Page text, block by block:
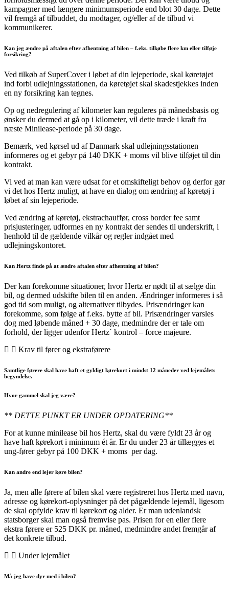
kampagner med længere minimumsperiode end blot 30 dage. Dette
vil fremgå af tilbuddet, du modtager, og/eller af de tilbud vi
kommunikerer.
Kan jeg ændre på aftalen efter afhentning af bilen – f.eks. tilkøbe flere km eller tilføje
forsikring?
Ved tilkøb af SuperCover i løbet af din lejeperiode, skal køretøjet
ind forbi udlejningsstationen, da køretøjet skal skadestjekkes inden
en ny forsikring kan tegnes.
Op og nedregulering af kilometer kan reguleres på månedsbasis og
ønsker du dermed at gå op i kilometer, vil dette træde i kraft fra
næste Minilease-periode på 30 dage.
Bemærk, ved kørsel ud af Danmark skal udlejningsstationen
informeres og et gebyr på 140 DKK + moms vil blive tilføjet til din
kontrakt.
Vi ved at man kan være udsat for et omskifteligt behov og derfor gør
vi det hos Hertz muligt, at have en dialog om ændring af køretøj i
løbet af sin lejeperiode.
Ved ændring af køretøj, ekstrachauffør, cross border fee samt
prisjusteringer, udformes en ny kontrakt der sendes til underskrift, i
henhold til de gældende vilkår og regler indgået med
udlejningskontoret.
Kan Hertz finde på at ændre aftalen efter afhentning af bilen?
Der kan forekomme situationer, hvor Hertz er nødt til at sælge din
bil, og dermed udskifte bilen til en anden. Ændringer informeres i så
god tid som muligt, og alternativer tilbydes. Prisændringer kan
forekomme, som følge af f.eks. bytte af bil. Prisændringer varsles
dog med løbende måned + 30 dage, medmindre der er tale om
forhold, der ligger udenfor Hertz´ kontrol – force majeure.
Krav til fører og ekstraførere
Samtlige førere skal have haft et gyldigt kørekort i mindst 12 måneder ved lejemålets
begyndelse.
Hvor gammel skal jeg være?
** DETTE PUNKT ER UNDER OPDATERING**
For at kunne minilease bil hos Hertz, skal du være fyldt 23 år og
have haft kørekort i minimum ét år. Er du under 23 år tillægges et
ung-fører gebyr på 100 DKK + moms per dag.
Kan andre end lejer køre bilen?
Ja, men alle førere af bilen skal være registreret hos Hertz med navn,
adresse og kørekort-oplysninger på det pågældende lejemål, ligesom
de skal opfylde krav til kørekort og alder. Er man udenlandsk
statsborger skal man også fremvise pas. Prisen for en eller flere
ekstra førere er 525 DKK pr. måned, medmindre andet fremgår af
det konkrete tilbud.
Under lejemålet
Må jeg have dyr med i bilen?